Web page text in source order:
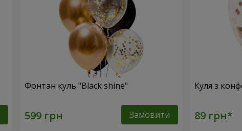
Фонтан куль "Black shine"
Замовити
Куля з